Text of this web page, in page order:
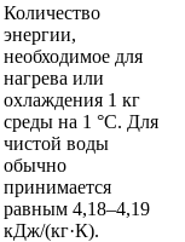
Количество
энергии,
необходимое для
нагрева или
охлаждения 1 кг
среды на 1 °C. Для
чистой воды
обычно
принимается
равным 4,18–4,19
кДж/(кг·К).